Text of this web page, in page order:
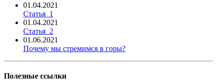
01.04.2021
Статья_1
01.04.2021
Статья_2
01.06.2021
Почему мы стремимся в горы?
Полезные ссылки